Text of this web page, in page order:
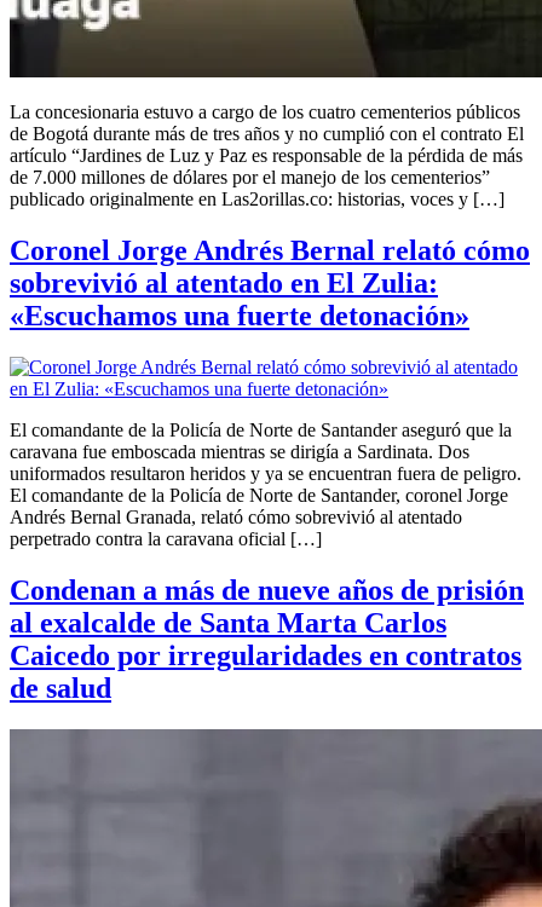
La concesionaria estuvo a cargo de los cuatro cementerios públicos
de Bogotá durante más de tres años y no cumplió con el contrato El
artículo “Jardines de Luz y Paz es responsable de la pérdida de más
de 7.000 millones de dólares por el manejo de los cementerios”
publicado originalmente en Las2orillas.co: historias, voces y […]
Coronel Jorge Andrés Bernal relató cómo
sobrevivió al atentado en El Zulia:
«Escuchamos una fuerte detonación»
El comandante de la Policía de Norte de Santander aseguró que la
caravana fue emboscada mientras se dirigía a Sardinata. Dos
uniformados resultaron heridos y ya se encuentran fuera de peligro.
El comandante de la Policía de Norte de Santander, coronel Jorge
Andrés Bernal Granada, relató cómo sobrevivió al atentado
perpetrado contra la caravana oficial […]
Condenan a más de nueve años de prisión
al exalcalde de Santa Marta Carlos
Caicedo por irregularidades en contratos
de salud